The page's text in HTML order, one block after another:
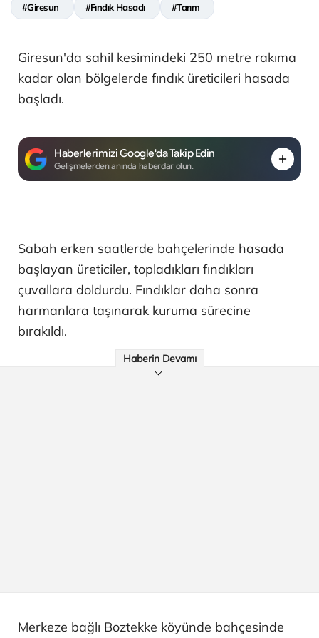
#Giresun #Fındık Hasadı #Tarım
Giresun'da sahil kesimindeki 250 metre rakıma
kadar olan bölgelerde fındık üreticileri hasada
başladı.
Haberlerimizi Google'da Takip Edin
Gelişmelerden anında haberdar olun.
Sabah erken saatlerde bahçelerinde hasada
başlayan üreticiler, topladıkları fındıkları
çuvallara doldurdu. Fındıklar daha sonra
harmanlara taşınarak kuruma sürecine
bırakıldı.
Haberin Devamı
Merkeze bağlı Boztekke köyünde bahçesinde